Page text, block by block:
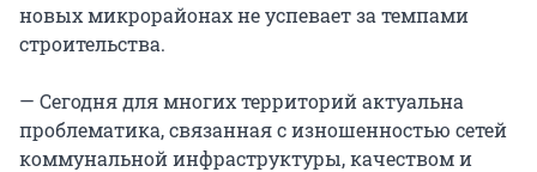
новых микрорайонах не успевает за темпами
строительства.
— Сегодня для многих территорий актуальна
проблематика, связанная с изношенностью сетей
коммунальной инфраструктуры, качеством и